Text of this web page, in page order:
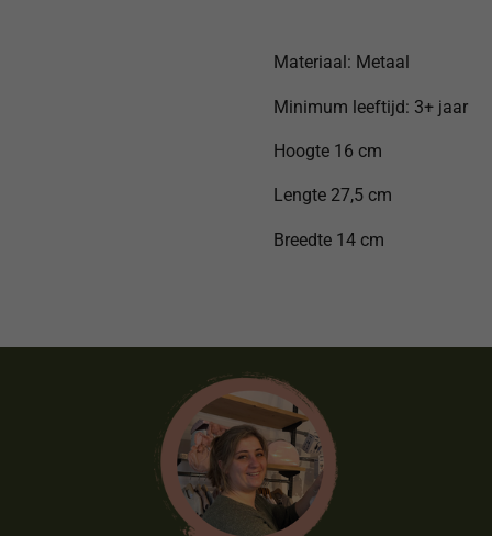
Materiaal: Metaal
Minimum leeftijd: 3+ jaar
Hoogte 16 cm
Lengte 27,5 cm
Breedte 14 cm